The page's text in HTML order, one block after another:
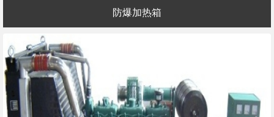
防爆加热箱